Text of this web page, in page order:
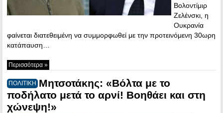
Βολοντίμιρ
Ζελένσκι, η
Ουκρανία
φαίνεται διατεθειμένη να συμμορφωθεί με την προτεινόμενη 30ωρη
κατάπαυση…
Περισσότερα »
ΠΟΛΙΤΙΚΗ Μητσοτάκης: «Βόλτα με το
ποδήλατο μετά το αρνί! Βοηθάει και στη
χώνεψη!»